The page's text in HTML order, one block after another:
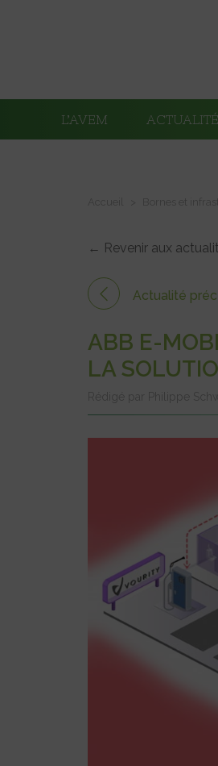
L’AVEM
← Revenir aux
Actualité
ABB E-
LA
Rédigé par Philippe